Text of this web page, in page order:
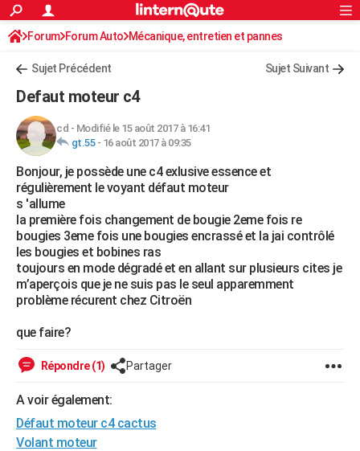
ACTUALITÉS
Politique
Société
Faits Divers
Education
Monde
Villes
+
FINANCE
Retraite
Impôts
Epargne
Immobilier
Risques naturels par ville
Banque
Assurance
Crédit
AUTO
Essais
Réserver un essai
Citadines
Berlines
SUV
Forum auto
+HIGH-TECH
Mobiles
Meilleur smartphone
Internet
Ordinateurs
Jeux vidéo
Guide high-tech
+BRICOLAGE
Forum
Aménagement intérieur
Extérieur
Cuisine
Salle de bains
Jardinage
Rangement
WEEK-END
Guides de France
Escapades
Patrimoine
Expositions
Musées
Week-end nature
LIFESTYLE
Art de vivre
Bien-être
Loisirs
ModeModes de vie
Alimentation
Guide de la santé
Maladies
Médicaments
Sommeil
Destinations
City break
Voyage nature
Voyage de noces
Forum
Climat
BONS PLANS
Rechercher
S'inscrire
Connexion
Forum Forum Auto Mécanique, entretien et pannes
Sujet Précédent Sujet Suivant
Defaut moteur c4
cd - Modifié le 15 août 2017 à 16:41
gt.55- 16 août 2017 à 09:35
Bonjour, je possède une c4 exlusive essence et
régulièrement le voyant défaut moteur
s 'allume
la première fois changement de bougie 2eme fois re
bougies 3eme fois une bougies encrassé et la jai contrôlé
les bougies et bobines ras
toujours en mode dégradé et en allant sur plusieurs cites je
m’aperçois que je ne suis pas le seul apparemment
problème récurent chez Citroën
que faire?
Répondre (1) Partager
A voir également:
Défaut moteur c4 cactus
Volant moteur